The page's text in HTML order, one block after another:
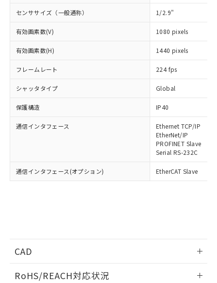
センササイズ（一般通称） 1/2.9"
有効画素数(V) 1080 pixels
有効画素数(H) 1440 pixels
フレームレート 224 fps
シャッタタイプ Global
保護構造 IP40
通信インタフェース
Ethernet TCP/IP
EtherNet/IP
PROFINET Slave
Serial RS-232C
通信インタフェース(オプション) EtherCAT Slave
CAD
RoHS/REACH対応状況